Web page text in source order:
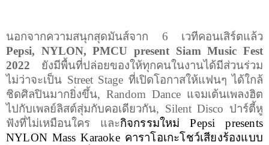
นอกจากความสนุกสุดมันส์จาก 6 เวทีคอนเสิร์ตแล้ว
Pepsi, NYLON, PMCU present Siam Music Fest
2022
ยังมีพื้นที่ปล่อยของให้ทุกคนในงานได้มีส่วนร่วม
ไม่ว่าจะเป็น Street Stage ที่เปิดโอกาสให้แฟนๆ ได้ใกล้
ชิดศิลปินมากยิ่งขึ้น, Random Dance แจมเต้นเพลงฮิต
ไปกับเพลย์ลิสต์สุ่มกับคอเดียวกัน, Silent Disco ปาร์ตี้หู
ฟังที่ไม่เหมือนใคร และกิจกรรมใหม่Pepsi presents
NYLON Mass Karaoke คาราโอเกะโชว์เสียงร้องแบบ